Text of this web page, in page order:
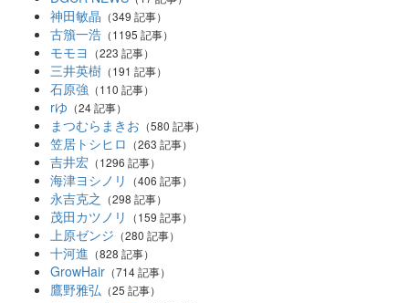
神田敏晶 （349 記事）
古籏一浩 （1195 記事）
モモヨ （223 記事）
三井英樹 （191 記事）
石原強 （110 記事）
rゆ （24 記事）
まつむらまきお （580 記事）
笠居トシヒロ （263 記事）
吉井宏 （1296 記事）
海津ヨシノリ （406 記事）
永吉克之 （298 記事）
茂田カツノリ （159 記事）
上原ゼンジ （280 記事）
十河進 （828 記事）
GrowHair （714 記事）
鷹野雅弘 （25 記事）